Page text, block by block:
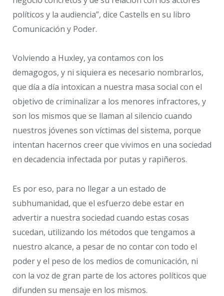
políticos y la audiencia”, dice Castells en su libro
Comunicación y Poder.
Volviendo a Huxley, ya contamos con los
demagogos, y ni siquiera es necesario nombrarlos,
que día a día intoxican a nuestra masa social con el
objetivo de criminalizar a los menores infractores, y
son los mismos que se llaman al silencio cuando
nuestros jóvenes son víctimas del sistema, porque
intentan hacernos creer que vivimos en una sociedad
en decadencia infectada por putas y rapiñeros.
Es por eso, para no llegar a un estado de
subhumanidad, que el esfuerzo debe estar en
advertir a nuestra sociedad cuando estas cosas
sucedan, utilizando los métodos que tengamos a
nuestro alcance, a pesar de no contar con todo el
poder y el peso de los medios de comunicación, ni
con la voz de gran parte de los actores políticos que
difunden su mensaje en los mismos.